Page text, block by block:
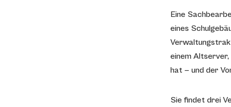
Eine
eines
einem
hat — und der
Sie findet drei